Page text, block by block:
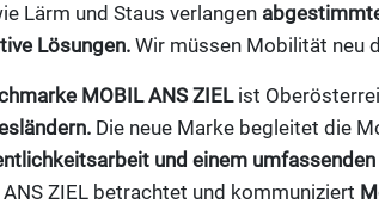
Lärm und Staus verlangen
Lösungen.Wir müssen Mobilität neu
MOBIL ANS ZIEL ist
Die neue Marke begleitet die
und einem umfassenden
ANS ZIEL betrachtet und kommuniziert